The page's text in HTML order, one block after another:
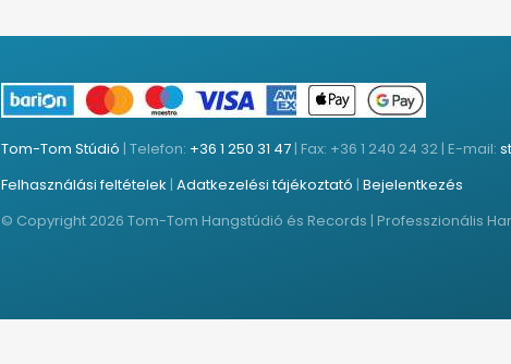
Tom-Tom Stúdió | Telefon: +36 1 250 31 47 | Fax: +36 1 240 24 32 | E-mail:
Felhasználási feltételek |Adatkezelési tájékoztató |Bejelentkezés
© Copyright 2026 Tom-Tom Hangstúdió és Records | Professzionális